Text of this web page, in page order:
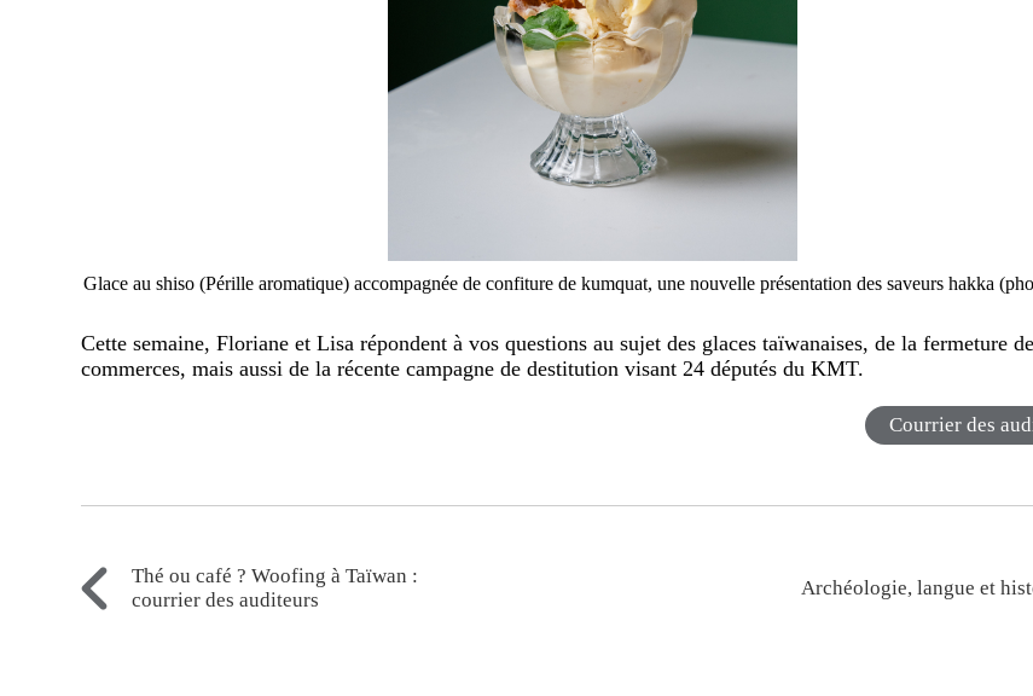
Glace au shiso (Pérille aromatique) accompagnée de confiture de kumquat, une nouvelle présentation des saveurs hakka
Cette semaine, Floriane et Lisa répondent à vos questions au sujet des glaces taïwanaises, de la fermeture
commerces, mais aussi de la récente campagne de destitution visant 24 députés du KMT.
Courrier des
Thé ou café ? Woofing à Taïwan :
courrier des auditeurs
Archéologie, langue et